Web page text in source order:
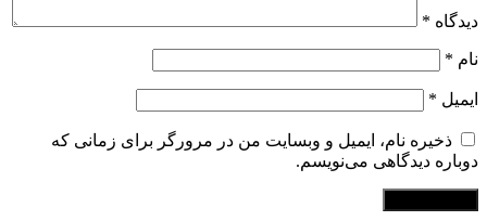
دیدگاه *
نام *
ایمیل *
ذخیره نام، ایمیل و وبسایت من در مرورگر برای زمانی که
دوباره دیدگاهی می‌نویسم.